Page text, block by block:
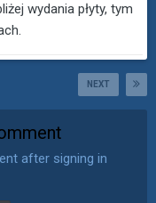
wydania płyty, tym
NEXT
after signing in